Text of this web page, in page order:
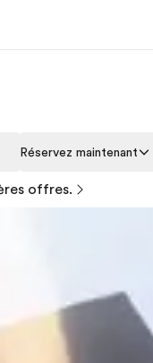
Qui
Réservez maintenant
offres.